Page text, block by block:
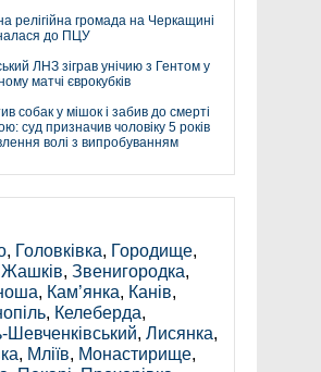
релігійна громада на Черкащині
до ПЦУ
ЛНЗ зіграв унічию з Гентом у
матчі єврокубків
собак у мішок і забив до смерті
суд призначив чоловіку 5 років
волі з випробуванням
, Головківка, Городище,
Жашків, Звенигородка,
, Кам’янка, Канів,
, Келеберда,
Шевченківський, Лисянка,
, Мліїв, Монастирище,